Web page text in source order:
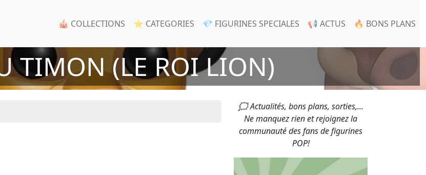
🎪 COLLECTIONS ⭐ CATEGORIES 💎 FIGURINES SPECIALES 📢 ACTUS 🔥 BONS PLANS
TIMON (LE ROI LION)
🗯 Actualités, bons plans, sorties,...
Ne manquez rien et rejoignez la
communauté des fans de figurines
POP!